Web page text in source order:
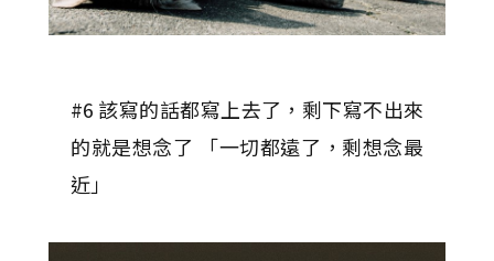
#6 該寫的話都寫上去了，剩下寫不出來
的就是想念了 「一切都遠了，剩想念最
近」